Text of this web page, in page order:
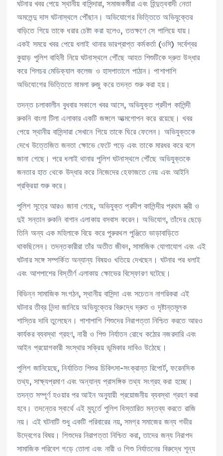
ঘটনার খবর পেয়ে স্থানীয় বাসিন্দারা, সমাজকর্মীরা এবং হিন্দুত্ববাদী নেতা
অমলেন্দু দাস ঘটনাস্থলে পৌঁছান। অভিযোগের ভিত্তিতে অভিযুক্তের
বাড়িতে গিয়ে তাকে ধরার চেষ্টা করা হলেও, ততক্ষণে সে পালিয়ে যায়।
একই সময়ে খবর পেয়ে ধলাই থানার ভারপ্রাপ্ত কর্মকর্তা (ওসি) সর্বেশ্বর
কুয়াড় পুলিশ বাহিনী নিয়ে ঘটনাস্থলে পৌঁছে আহত শিশুটিকে দ্রুত উদ্ধার
করে শিলচর মেডিক্যাল কলেজ ও হাসপাতালে পাঠান। পাশাপাশি
অভিযোগের ভিত্তিতে মামলা রুজু করে তদন্ত শুরু করা হয়।
তদন্ত চলাকালীন বুধবার সকালে খবর আসে, অভিযুক্ত প্রদীপ কালিন্দী
রুকনি বাংলা টিলা এলাকার একটি জঙ্গলে আত্মগোপন করে রয়েছে। খবর
পেয়ে স্থানীয় বাসিন্দারা সেখানে গিয়ে তাকে ঘিরে ফেলেন। অভিযুক্তকে
দেখে উত্তেজিত জনতা ক্ষোভে ফেটে পড়ে এবং তাকে মারধর করে বলে
জানা গেছে। পরে ধলাই থানার পুলিশ ঘটনাস্থলে পৌঁছে অভিযুক্তকে
জনতার হাত থেকে উদ্ধার করে নিজেদের হেফাজতে নেয় এবং আইনি
প্রক্রিয়া শুরু করে।
পুলিশ সূত্রে আরও জানা গেছে, অভিযুক্ত প্রদীপ কালিন্দীর প্রথম স্ত্রী ও
দুই সন্তান রুকনি বাগান এলাকায় বসবাস করেন। অভিযোগ, তাঁদের ছেড়ে
তিনি অন্য এক মহিলাকে বিয়ে করে পুরুরথল পুঞ্জিতে ভাড়াবাড়িতে
থাকছিলেন। তদন্তকারীরা তাঁর অতীত জীবন, সামাজিক যোগাযোগ এবং এই
ঘটনার সঙ্গে সম্পর্কিত অন্যান্য বিষয়ও খতিয়ে দেখছেন। ঘটনার পর ধলাই
এবং আশপাশের বিস্তীর্ণ এলাকায় ক্ষোভের বিস্ফোরণ ঘটেছে।
বিভিন্ন সামাজিক সংগঠন, স্থানীয় বাসিন্দা এবং সচেতন নাগরিকরা এই
ঘটনার তীব্র নিন্দা জানিয়ে অভিযুক্তের বিরুদ্ধে দ্রুত ও দৃষ্টান্তমূলক
শাস্তির দাবি তুলেছেন। পাশাপাশি শিশুদের নিরাপত্তা নিশ্চিত করতে আরও
কার্যকর ব্যবস্থা গ্রহণ, নারী ও শিশু নির্যাতন রোধে কঠোর নজরদারি এবং
আইন প্রয়োগকারী সংস্থার সক্রিয় ভূমিকার দাবিও উঠেছে।
পুলিশ জানিয়েছে, নির্যাতিত শিশুর চিকিৎসা-সংক্রান্ত রিপোর্ট, ফরেনসিক
তথ্য, সাক্ষ্যপ্রমাণ এবং অন্যান্য প্রাসঙ্গিক তথ্য সংগ্রহ করা হচ্ছে।
তদন্ত সম্পূর্ণ হওয়ার পর আইন অনুযায়ী প্রয়োজনীয় ব্যবস্থা গ্রহণ করা
হবে। তদন্তের স্বার্থে এই মুহূর্তে পুলিশ বিস্তারিত মন্তব্য করতে রাজি
নয়। এই ঘটনাটি শুধু একটি পরিবারের নয়, সমগ্র সমাজের জন্য গভীর
উদ্বেগের বিষয়। শিশুদের নিরাপত্তা নিশ্চিত করা, তাদের জন্য নিরাপদ
সামাজিক পরিবেশ গড়ে তোলা এবং নারী ও শিশু নির্যাতনের বিরুদ্ধে শূন্য